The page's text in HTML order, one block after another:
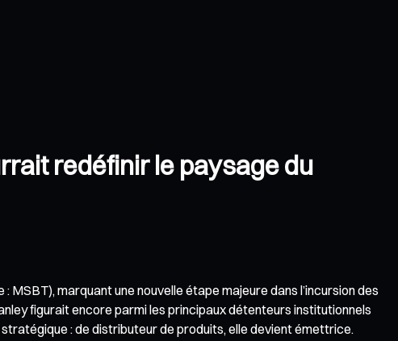
redéfinir le paysage du
: MSBT), marquant une nouvelle étape majeure dans l’incursion des
figurait encore parmi les principaux détenteurs institutionnels
: de distributeur de produits, elle devient émettrice.